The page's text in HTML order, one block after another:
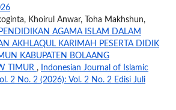
Khoirul Anwar, Toha Makhshun,
AGAMA ISLAM DALAM
AKHLAQUL KARIMAH PESERTA DIDIK
KABUPATEN BOLAANG
TIMUR ,
Indonesian Journal of Islamic
2 No. 2 (2026): Vol. 2 No. 2 Edisi Juli